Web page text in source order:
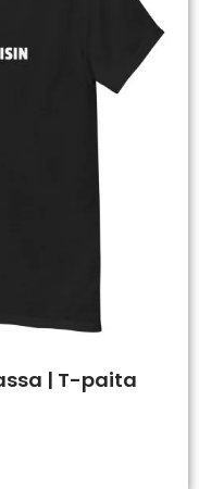
| T-paita